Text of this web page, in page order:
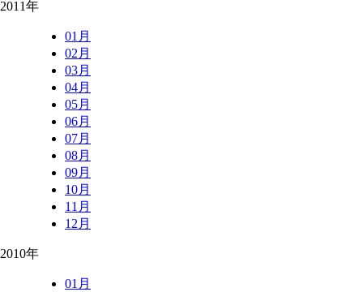
2011年
01月
02月
03月
04月
05月
06月
07月
08月
09月
10月
11月
12月
2010年
01月